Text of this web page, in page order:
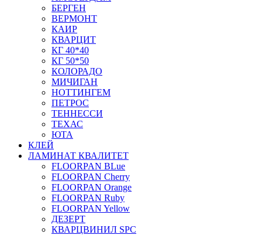
БЕРГЕН
ВЕРМОНТ
КАИР
КВАРЦИТ
КГ 40*40
КГ 50*50
КОЛОРАДО
МИЧИГАН
НОТТИНГЕМ
ПЕТРОС
ТЕННЕССИ
ТЕХАС
ЮТА
КЛЕЙ
ЛАМИНАТ КВАЛИТЕТ
FLOORPAN BLue
FLOORPAN Cherry
FLOORPAN Orange
FLOORPAN Ruby
FLOORPAN Yellow
ДЕЗЕРТ
КВАРЦВИНИЛ SPC